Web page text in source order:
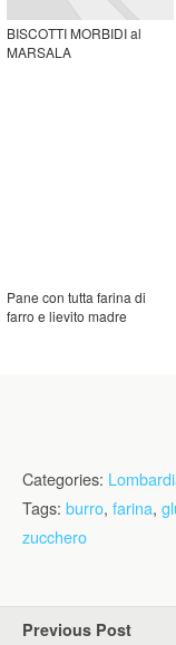
BISCOTTI MORBIDI al
MARSALA
Pane con tutta farina di
farro e lievito madre
Categories:
Tags: burro, farina,
zucchero
Previous Post